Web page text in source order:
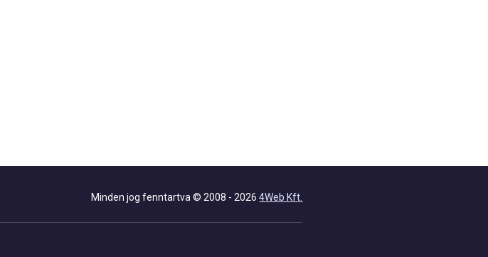
Minden jog fenntartva © 2008 - 20264Web Kft.